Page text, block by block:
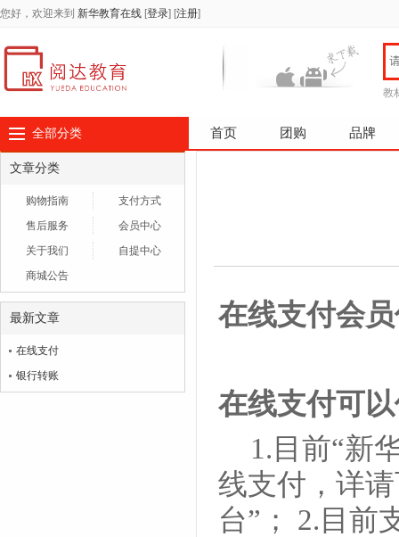
您好，欢迎来到 新华教育在线 [登录] [注册]
教
全部分类 首页 团购 品牌
文章分类
购物指南
支付方式
售后服务
会员中心
关于我们
自提中心
商城公告
最新文章
在线支付
银行转账
在线支付会
在线支付可
1.目前“新
线支付，详
台”； 2.目前